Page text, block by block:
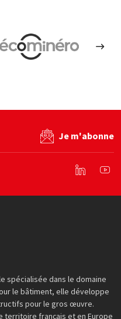
Je m'abonne
Linkedin
spécialisée dans le domaine
le bâtiment, elle développe
pour le gros œuvre.
territoire français et en Europe